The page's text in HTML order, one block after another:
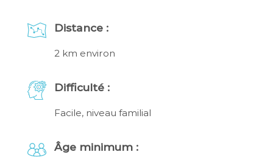
Distance :
2 km environ
Difficulté :
Facile, niveau familial
Âge minimum :